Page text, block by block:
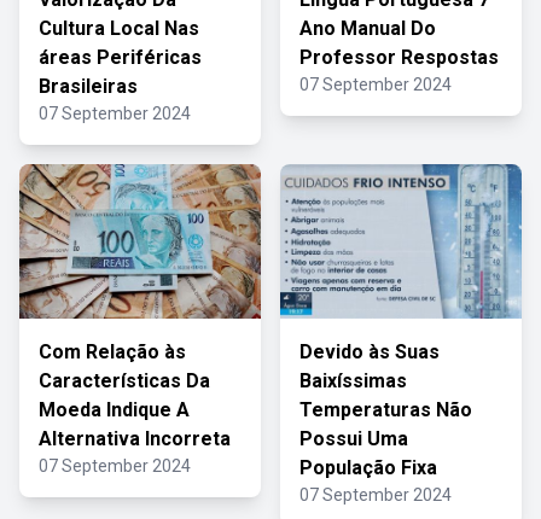
Cultura Local Nas
áreas Periféricas
Brasileiras
07 September 2024
Ano Manual Do
Professor Respostas
07 September 2024
Com Relação às
Características Da
Moeda Indique A
Alternativa Incorreta
07 September 2024
Devido às Suas
Baixíssimas
Temperaturas Não
Possui Uma
População Fixa
07 September 2024